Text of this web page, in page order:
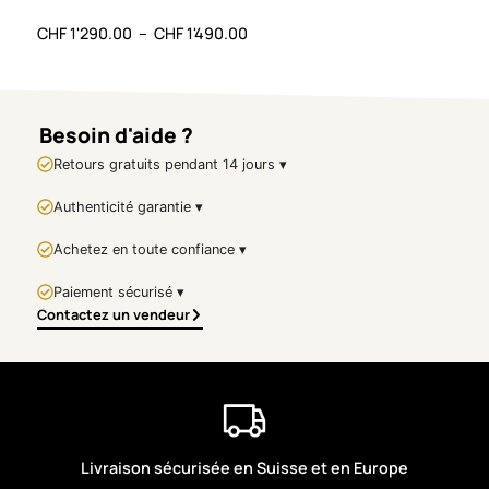
Signature : oui
Presentation –
Background
Monnindelivers a powerful
femininity. Created with
CHF1'290.00 – CHF1'490.00
Besoin d'aide ?
Retours gratuits pendant 14 jours ▾
Authenticité garantie ▾
Achetez en toute confiance ▾
Paiement sécurisé ▾
Contactez un vendeur
Livraison sécurisée en Suisse et en Europe